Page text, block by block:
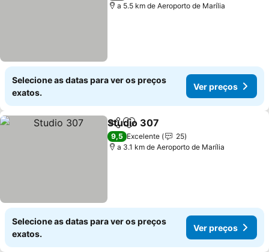
a 5.5 km de Aeroporto de Marília
Selecione as datas para ver os preços
exatos.
Ver preços
PartilharAdicionar aos favoritos
Studio 307
9,5 Excelente
25
a 3.1 km de Aeroporto de Marília
Selecione as datas para ver os preços
exatos.
Ver preços